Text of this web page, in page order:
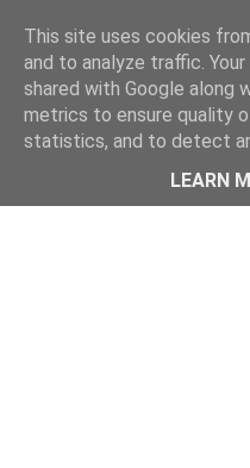
This site uses cookies
and to analyze traffic.
shared with Google along
metrics to ensure quality
statistics, and to detect
LEARN